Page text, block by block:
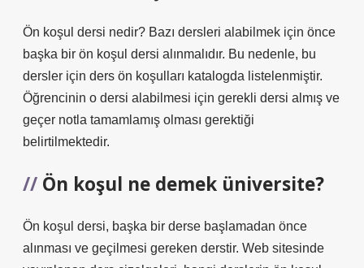
Ön koşul dersi nedir? Bazı dersleri alabilmek için önce
başka bir ön koşul dersi alınmalıdır. Bu nedenle, bu
dersler için ders ön koşulları katalogda listelenmiştir.
Öğrencinin o dersi alabilmesi için gerekli dersi almış ve
geçer notla tamamlamış olması gerektiği
belirtilmektedir.
Ön koşul ne demek üniversite?
Ön koşul dersi, başka bir derse başlamadan önce
alınması ve geçilmesi gereken derstir. Web sitesinde